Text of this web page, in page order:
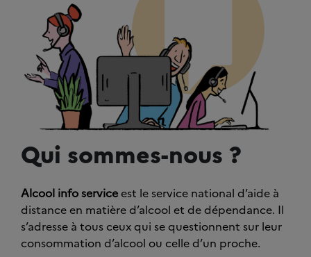
Qui sommes-nous ?
Alcool info service est le service national d’aide à
distance en matière d’alcool et de dépendance. Il
s’adresse à tous ceux qui se questionnent sur leur
consommation d’alcool ou celle d’un proche.